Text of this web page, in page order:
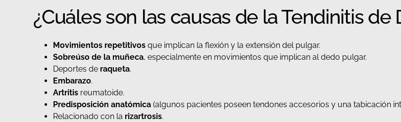
¿Cuáles son las causas de la Tendinitis de
Movimientos repetitivos que implican la flexión y la extensión del pulgar.
Sobreúso de la muñeca, especialmente en movimientos que implican al dedo pulgar.
Deportes de raqueta.
Embarazo.
Artritis reumatoide.
Predisposición anatómica (algunos pacientes poseen tendones accesorios y una tabicación
Relacionado con la rizartrosis.